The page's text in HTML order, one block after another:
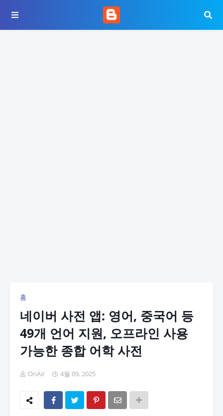
홈
네이버 사전 앱: 영어, 중국어 등
49개 언어 지원, 오프라인 사용
가능한 종합 어학 사전
OnAir 4월 09, 2025